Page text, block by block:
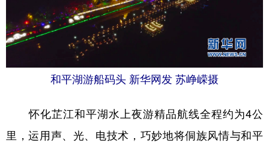
和平湖游船码头 新华网发 苏峥嵘摄
怀化芷江和平湖水上夜游精品航线全程约为4公
里，运用声、光、电技术，巧妙地将侗族风情与和平